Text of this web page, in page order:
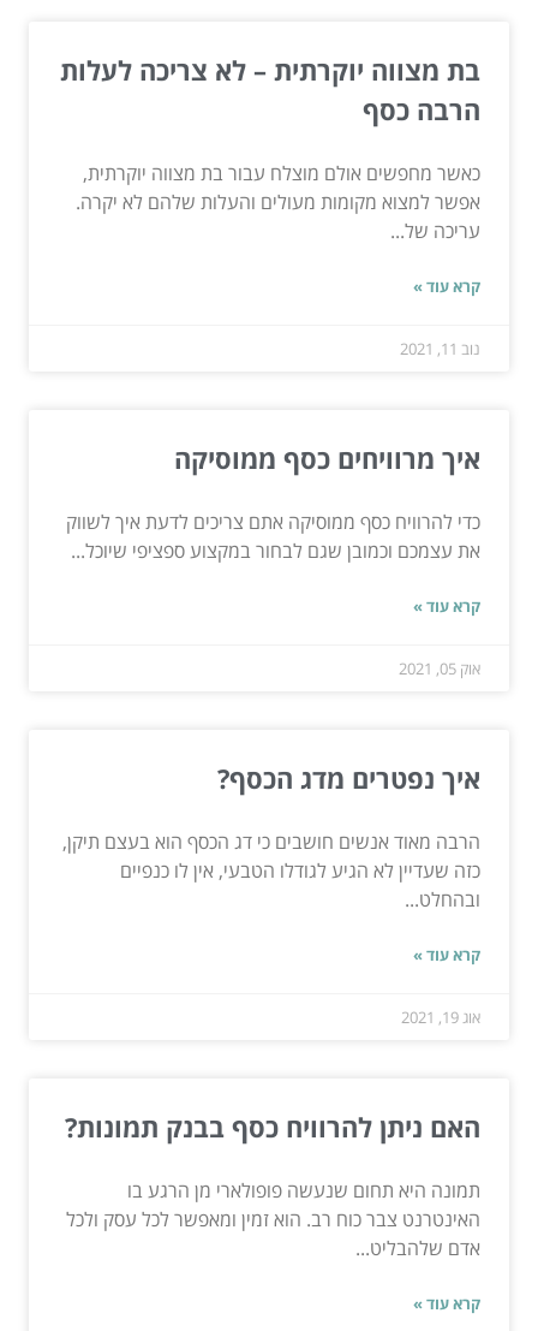
בת מצווה יוקרתית – לא צריכה לעלות
הרבה כסף
כאשר מחפשים אולם מוצלח עבור בת מצווה יוקרתית,
אפשר למצוא מקומות מעולים והעלות שלהם לא יקרה.
עריכה של...
קרא עוד »
נוב 11, 2021
איך מרוויחים כסף ממוסיקה
כדי להרוויח כסף ממוסיקה אתם צריכים לדעת איך לשווק
את עצמכם וכמובן שגם לבחור במקצוע ספציפי שיוכל...
קרא עוד »
אוק 05, 2021
איך נפטרים מדג הכסף?
הרבה מאוד אנשים חושבים כי דג הכסף הוא בעצם תיקן,
כזה שעדיין לא הגיע לגודלו הטבעי, אין לו כנפיים
ובהחלט...
קרא עוד »
אוג 19, 2021
האם ניתן להרוויח כסף בבנק תמונות?
תמונה היא תחום שנעשה פופולארי מן הרגע בו
האינטרנט צבר כוח רב. הוא זמין ומאפשר לכל עסק ולכל
אדם שלהבליט...
קרא עוד »